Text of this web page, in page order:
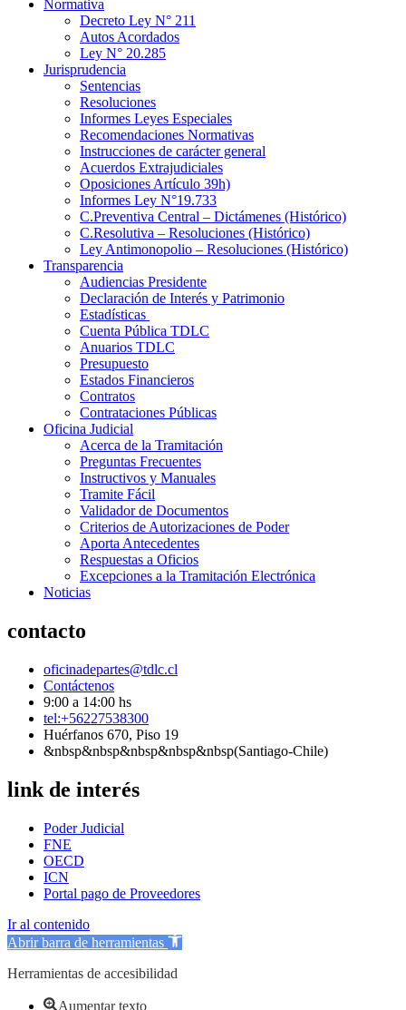
Normativa
Decreto Ley N° 211
Autos Acordados
Ley N° 20.285
Jurisprudencia
Sentencias
Resoluciones
Informes Leyes Especiales
Recomendaciones Normativas
Instrucciones de carácter general
Acuerdos Extrajudiciales
Oposiciones Artículo 39h)
Informes Ley N°19.733
C.Preventiva Central – Dictámenes (Histórico)
C.Resolutiva – Resoluciones (Histórico)
Ley Antimonopolio – Resoluciones (Histórico)
Transparencia
Audiencias Presidente
Declaración de Interés y Patrimonio
Estadísticas
Cuenta Pública TDLC
Anuarios TDLC
Presupuesto
Estados Financieros
Contratos
Contrataciones Públicas
Oficina Judicial
Acerca de la Tramitación
Preguntas Frecuentes
Instructivos y Manuales
Tramite Fácil
Validador de Documentos
Criterios de Autorizaciones de Poder
Aporta Antecedentes
Respuestas a Oficios
Excepciones a la Tramitación Electrónica
Noticias
contacto
oficinadepartes@tdlc.cl
Contáctenos
9:00 a 14:00 hs
tel:+56227538300
Huérfanos 670, Piso 19
&nbsp&nbsp&nbsp&nbsp&nbsp(Santiago-Chile)
link de interés
Poder Judicial
FNE
OECD
ICN
Portal pago de Proveedores
Ir al contenido
Abrir barra de herramientas
Herramientas de accesibilidad
Aumentar texto